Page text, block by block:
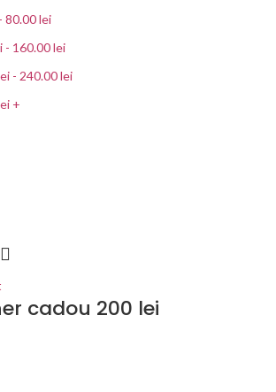
80.00lei
- 160.00lei
- 240.00lei
+
cadou 200 lei